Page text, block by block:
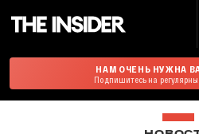
НАМ ОЧЕНЬ НУЖНА
Подпишитесь на